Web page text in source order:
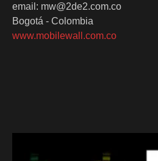
email: mw@2de2.com.co
Bogotá - Colombia
www.mobilewall.com.co